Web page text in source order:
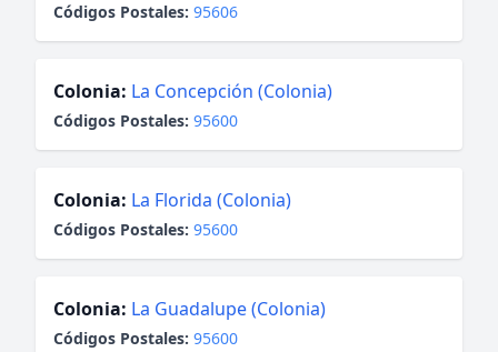
Códigos Postales: 95606
Colonia: La Concepción (Colonia)
Códigos Postales: 95600
Colonia: La Florida (Colonia)
Códigos Postales: 95600
Colonia: La Guadalupe (Colonia)
Códigos Postales: 95600